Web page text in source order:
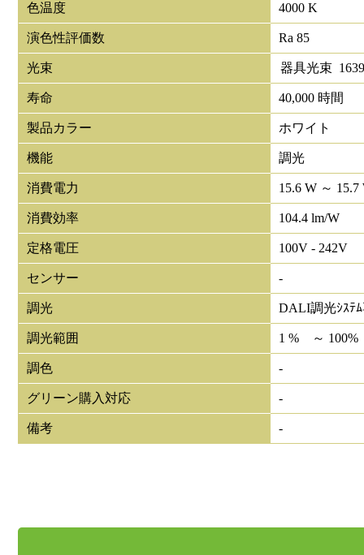
色温度 4000 K
演色性評価数 Ra 85
光束 器具光束
寿命 40,000 時間
製品カラー ホワイト
機能 調光
消費電力 15.6 W ～ 15.7
消費効率 104.4 lm/W
定格電圧 100V - 242V
センサー -
調光 DALI調光ｼｽﾃ
調光範囲 1 % ～ 100%
調色 -
グリーン購入対応 -
備考 -